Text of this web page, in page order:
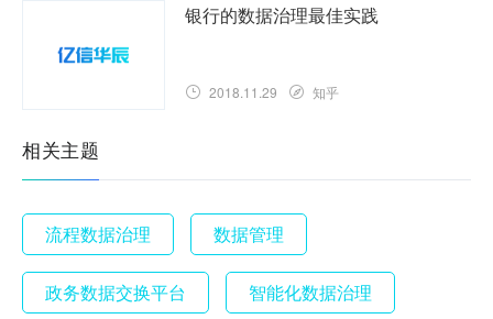
银行的数据治理最佳实践
2018.11.29 知乎
相关主题
流程数据治理 数据管理
政务数据交换平台 智能化数据治理